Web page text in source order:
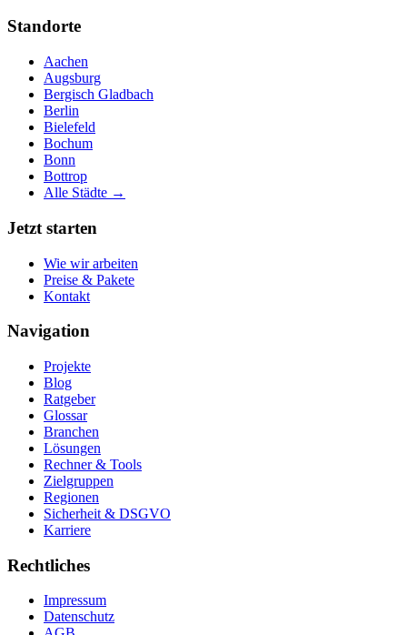
Standorte
Aachen
Augsburg
Bergisch Gladbach
Berlin
Bielefeld
Bochum
Bonn
Bottrop
Alle Städte →
Jetzt starten
Wie wir arbeiten
Preise & Pakete
Kontakt
Navigation
Projekte
Blog
Ratgeber
Glossar
Branchen
Lösungen
Rechner & Tools
Zielgruppen
Regionen
Sicherheit & DSGVO
Karriere
Rechtliches
Impressum
Datenschutz